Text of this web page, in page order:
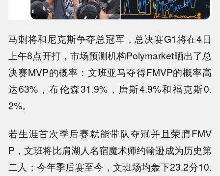
马刺将和尼克斯争夺总冠军，总决赛G1将在4日
上午8点开打，市场预测机构Polymarket晒出了总
决赛MVP的概率：文班亚马夺得FMVP的概率高
达63%，布伦森31.9%， 唐斯4.9%和福克斯0.
2%。
若生涯首次季后赛就能带队夺冠并且荣膺FMV
P，文班将比肩湖人名宿魔术师约翰逊成为历史第
二人；今年季后赛至今，文班场均轰下23.2分10.